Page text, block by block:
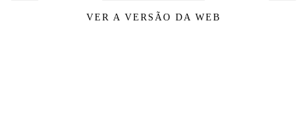
VER A VERSÃO DA WEB